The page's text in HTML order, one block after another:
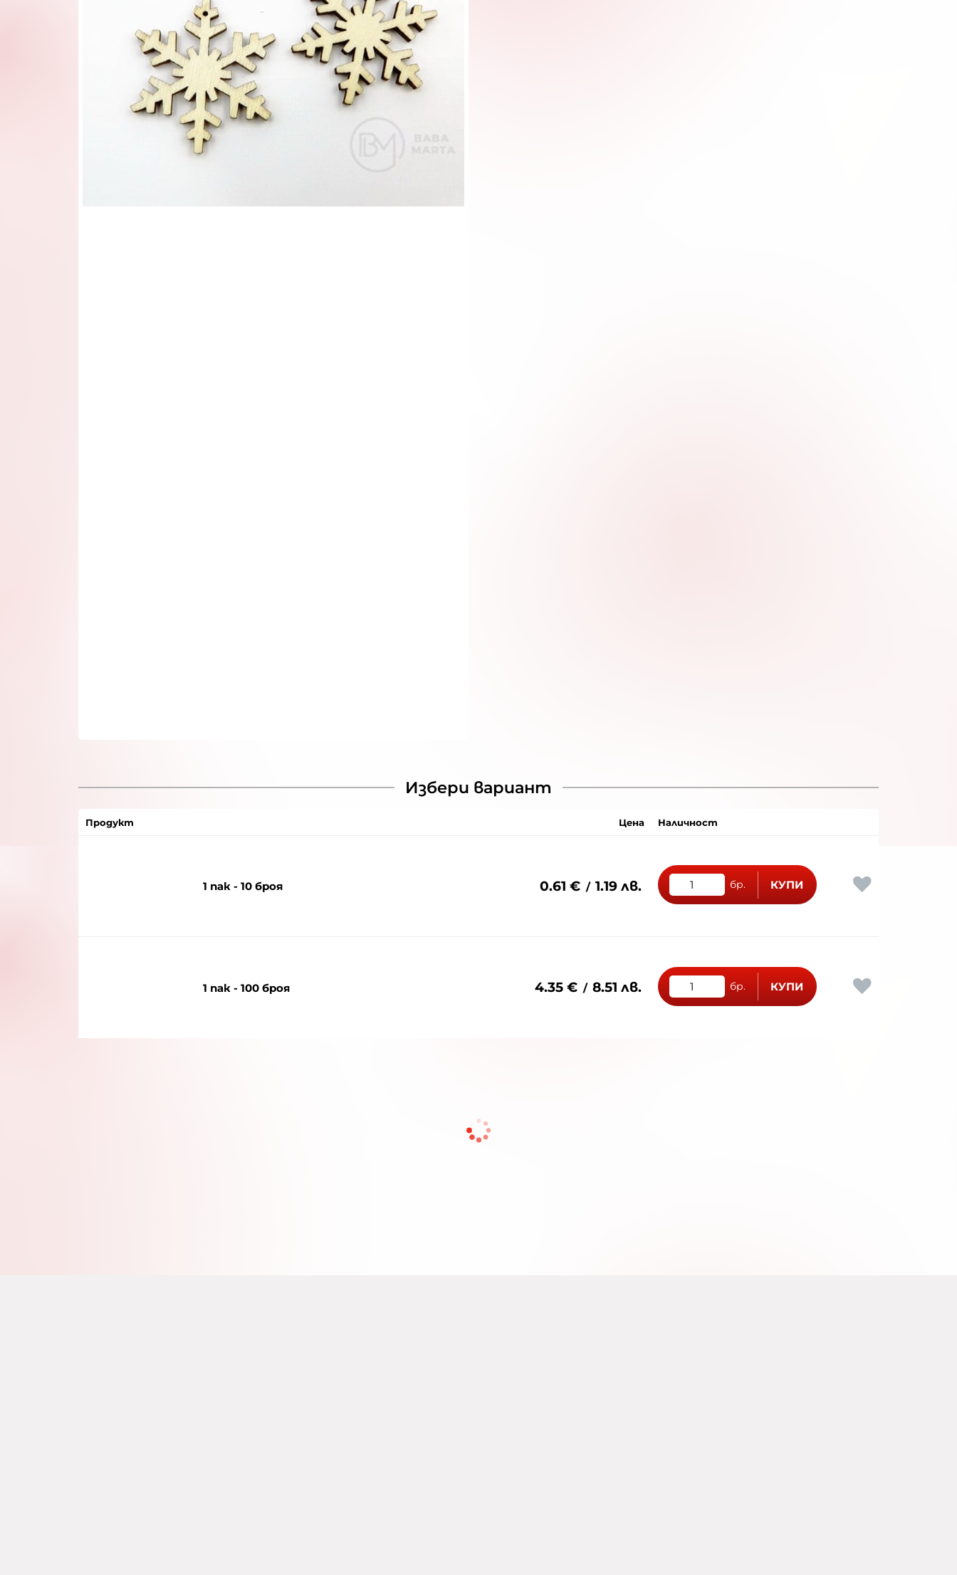
Избери вариант
Продукт Цена Наличност
1 пак - 10 броя 0.61 € / 1.19 лв. бр. КУПИ
1 пак - 100 броя 4.35 € / 8.51 лв. бр. КУПИ